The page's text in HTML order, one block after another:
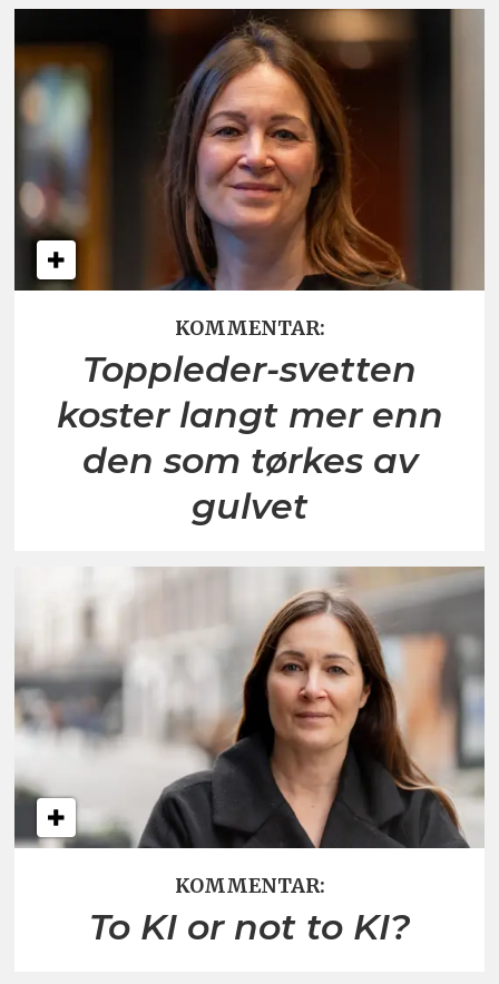
KOMMENTAR:
Toppleder-svetten
koster langt mer enn
den som tørkes av
gulvet
KOMMENTAR:
To KI or not to KI?